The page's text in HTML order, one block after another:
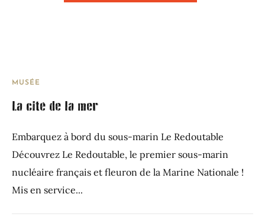
MUSÉE
La cité de la mer
Embarquez à bord du sous-marin Le Redoutable
Découvrez Le Redoutable, le premier sous-marin
nucléaire français et fleuron de la Marine Nationale !
Mis en service...